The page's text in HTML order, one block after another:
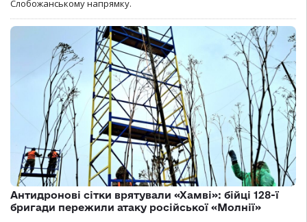
Слобожанському напрямку.
Антидронові сітки врятували «Хамві»: бійці 128-ї
бригади пережили атаку російської «Молнії»